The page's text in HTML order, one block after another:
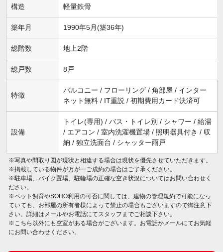
構造 軽量鉄骨
築年月 1990年5月(築36年)
総階数 地上2階
総戸数 8戸
特徴
バルコニー / フローリング / 角部屋 / インター
ネット無料 / IT重説 / 初期費用カード決済可
設備
トイレ(専用) / バス・トイレ別 / シャワー / 給湯
/ エアコン / 室内洗濯機置場 / 照明器具付き / 収
納 / 独立洗面台 / シャッター雨戸
※写真や間取り図が現状と相違する場合は現状を優先させていただきます。
※掲載している物件が万が一ご成約の場合はご了承ください。
※駐車場、バイク置場、駐輪場の正確な空き状況についてはお問い合わせく
ださい。
※ペット飼育やSOHO利用の可否に関しては、建物の管理規約で可能になっ
ていても、お部屋の所有者様によって禁止の場合もございますので御注意下
さい。詳細はメールやお電話にてスタッフまでご相談下さい。
※こちら以外にも空室がある場合がございます。お電話かメールにてお気軽
にお問い合わせください。